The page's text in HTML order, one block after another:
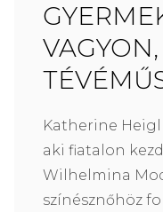
Katherine
aki fiatalon
Wilhelmina
színésznőhöz